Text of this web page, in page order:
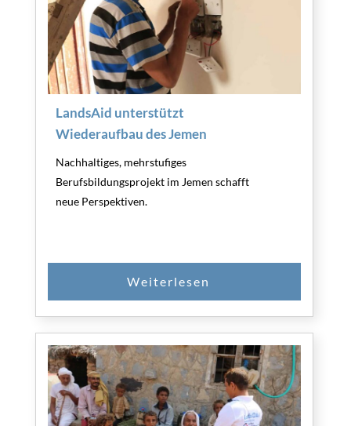
LandsAid unterstützt
Wiederaufbau des Jemen
Nachhaltiges, mehrstufiges
Berufsbildungsprojekt im Jemen schafft
neue Perspektiven.